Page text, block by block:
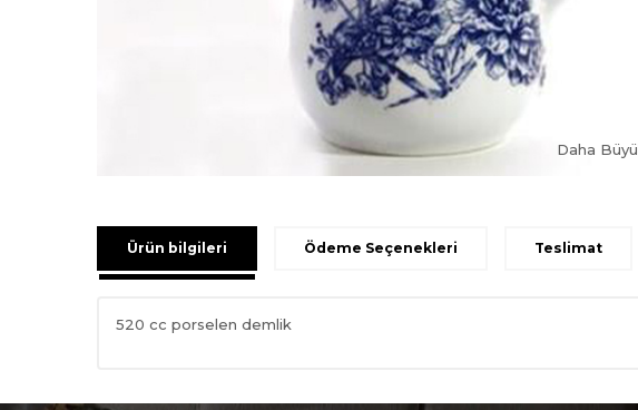
Daha
Ürün bilgileri Ödeme Seçenekleri Teslimat
520 cc porselen demlik